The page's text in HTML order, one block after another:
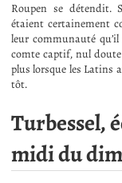
Roupen se détendit.
étaient certainement
leur communauté
comte captif, nul
plus lorsque les Latins
tôt.
Turbessel,
midi du